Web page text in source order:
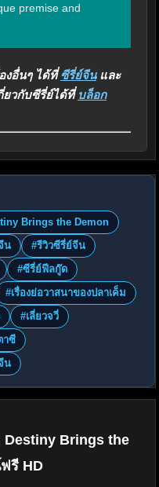
premise and
งอื่นๆ ได้ที่ซีรี่ย์จีนและ
ยวกับซีรี่ย์ได้ที่ บล็อก
Brings the Demon
น
#รีวิวซีรี่ย์จีน
#ซีรี่ย์ฟีลกู๊ด
#เรื่องย่อวาสนาของปลาเค็ม
#เลี่ยวจวี่
าซี
น
Destiny Brings the
รี HD